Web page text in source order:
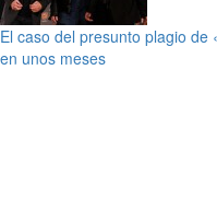
El caso del presunto plagio
en unos meses